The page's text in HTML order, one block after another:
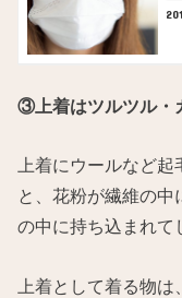
③上着はツルツル・
上着にウールなど
と、花粉が繊維の
の中に持ち込まれて
上着として着る物は、